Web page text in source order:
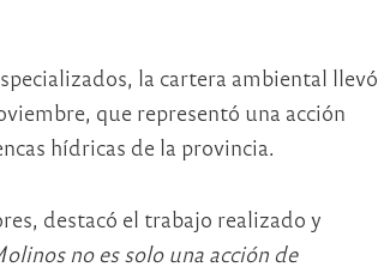
la cartera ambiental llevó
que representó una acción
hídricas de la provincia.
destacó el trabajo realizado y
no es solo una acción de